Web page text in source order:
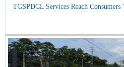
TGSPDCL Services Reach Consumers